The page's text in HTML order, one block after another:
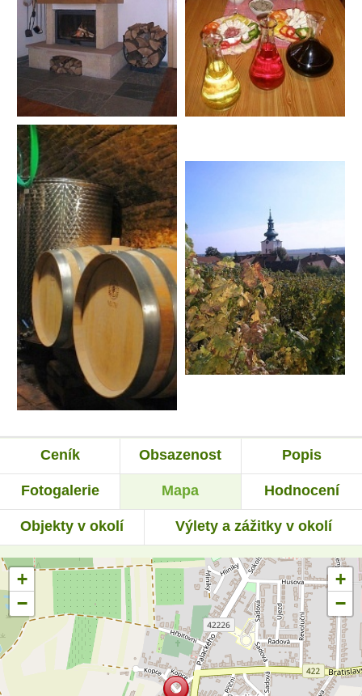
Ceník Obsazenost Popis
Fotogalerie Mapa Hodnocení
Objekty v okolí Výlety a zážitky v okolí
+
−
+
−